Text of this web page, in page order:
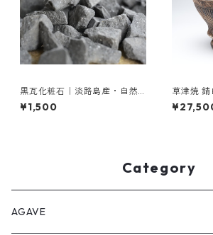
黒瓦化粧石｜淡路島産・自然
黒色｜アガベ・多肉植物に最
適【1L】
¥1,500
草津焼 錆
※底面ヒ
Category
AGAVE